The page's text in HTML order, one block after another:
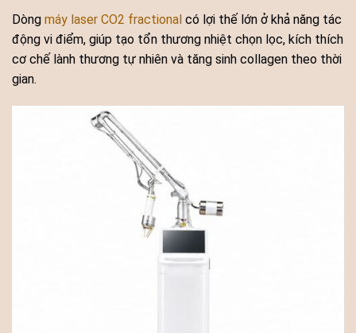
Dòng máy laser CO2 fractional có lợi thế lớn ở khả năng tác
động vi điểm, giúp tạo tổn thương nhiệt chọn lọc, kích thích
cơ chế lành thương tự nhiên và tăng sinh collagen theo thời
gian.